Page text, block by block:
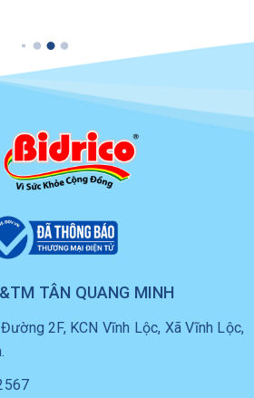
TÂN QUANG MINH
2F, KCN Vĩnh Lộc, Xã Vĩnh Lộc,